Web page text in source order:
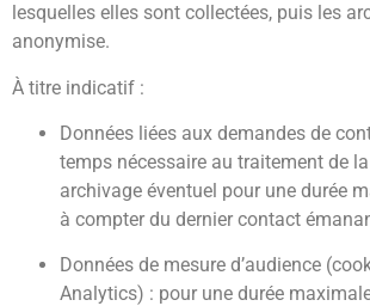
lesquelles elles sont collectées, puis les
anonymise.
À titre indicatif :
Données liées aux demandes de
temps nécessaire au traitement de
archivage éventuel pour une durée
à compter du dernier contact
Données de mesure d’audience
Analytics) : pour une durée